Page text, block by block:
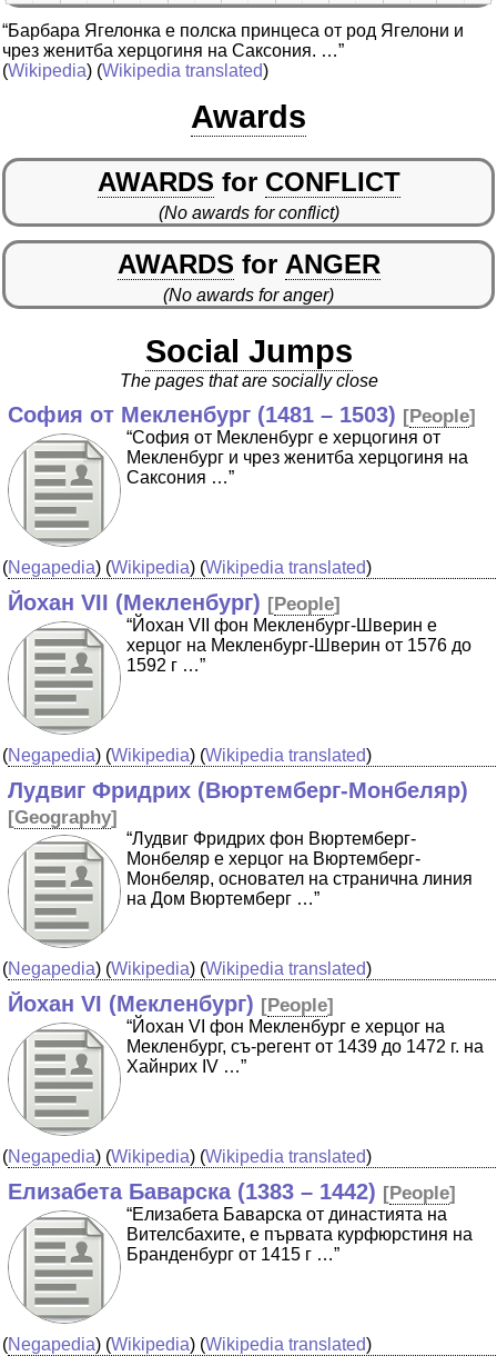
“Барбара Ягелонка е полска принцеса от род Ягелони и
чрез женитба херцогиня на Саксония. …”
(Wikipedia) (Wikipedia translated)
Awards
AWARDS for CONFLICT
(No awards for conflict)
AWARDS for ANGER
(No awards for anger)
Social Jumps
The pages that are socially close
София от Мекленбург (1481 – 1503) [People]
“София от Мекленбург е херцогиня от
Мекленбург и чрез женитба херцогиня на
Саксония …”
(Negapedia) (Wikipedia) (Wikipedia translated)
Йохан VII (Мекленбург) [People]
“Йохан VII фон Мекленбург-Шверин е
херцог на Мекленбург-Шверин от 1576 до
1592 г …”
(Negapedia) (Wikipedia) (Wikipedia translated)
Лудвиг Фридрих (Вюртемберг-Монбеляр)
[Geography]
“Лудвиг Фридрих фон Вюртемберг-
Монбеляр е херцог на Вюртемберг-
Монбеляр, основател на странична линия
на Дом Вюртемберг …”
(Negapedia) (Wikipedia) (Wikipedia translated)
Йохан VI (Мекленбург) [People]
“Йохан VI фон Мекленбург е херцог на
Мекленбург, съ-регент от 1439 до 1472 г. на
Хайнрих IV …”
(Negapedia) (Wikipedia) (Wikipedia translated)
Елизабета Баварска (1383 – 1442) [People]
“Елизабета Баварска от династията на
Вителсбахите, е първата курфюрстиня на
Бранденбург от 1415 г …”
(Negapedia) (Wikipedia) (Wikipedia translated)